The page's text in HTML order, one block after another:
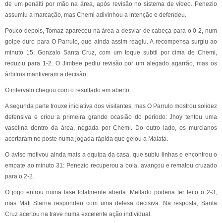
de um penálti por mão na área, após revisão no sistema de vídeo. Penezio
assumiu a marcação, mas Chemi adivinhou a intenção e defendeu.
Pouco depois, Tomaz apareceu na área a desviar de cabeça para o 0-2, num
golpe duro para O Parrulo, que ainda assim reagiu. A recompensa surgiu ao
minuto 15: Gonzalo Santa Cruz, com um toque subtil por cima de Chemi,
reduziu para 1-2. O Jimbee pediu revisão por um alegado agarrão, mas os
árbitros mantiveram a decisão.
O intervalo chegou com o resultado em aberto.
A segunda parte trouxe iniciativa dos visitantes, mas O Parrulo mostrou solidez
defensiva e criou a primeira grande ocasião do período: Jhoy tentou uma
vaselina dentro da área, negada por Chemi. Do outro lado, os murcianos
acertaram no poste numa jogada rápida que gelou a Malata.
O aviso motivou ainda mais a equipa da casa, que subiu linhas e encontrou o
empate ao minuto 31: Penezio recuperou a bola, avançou e rematou cruzado
para o 2-2.
O jogo entrou numa fase totalmente aberta. Mellado poderia ter feito o 2-3,
mas Mati Starna respondeu com uma defesa decisiva. Na resposta, Santa
Cruz acertou na trave numa excelente ação individual.